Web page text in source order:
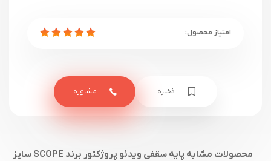
ذخیره مشاوره
محصولات مشابه پایه سقفی ویدئو پروژکتور برند SCOPE سایز